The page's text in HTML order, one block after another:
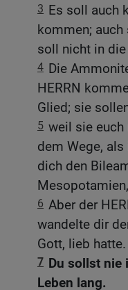
3 Es soll auch
kommen;
soll nicht in
4 Die
HERRN
Glied; sie
5 weil sie euch
dem Wege,
dich den
6 Aber der
wandelte dir
Gott, lieb hatte.
7 Du sollst nie
Leben lang.